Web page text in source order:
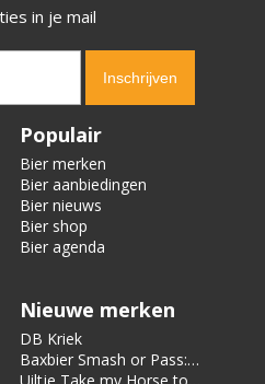
in je mail
Populair
Bier merken
Bier aanbiedingen
Bier nieuws
Bier shop
Bier agenda
Nieuwe merken
DB Kriek
Baxbier Smash or Pass: